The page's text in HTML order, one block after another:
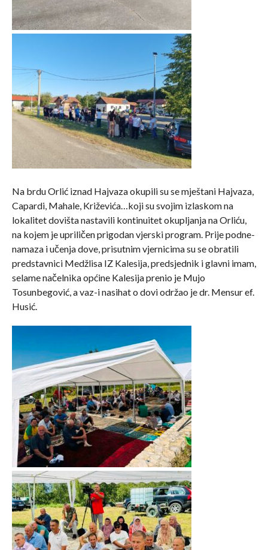
Na brdu Orlić iznad Hajvaza okupili su se mještani Hajvaza,
Capardi, Mahale, Križevića…koji su svojim izlaskom na
lokalitet dovišta nastavili kontinuitet okupljanja na Orliću,
na kojem je upriličen prigodan vjerski program. Prije podne-
namaza i učenja dove, prisutnim vjernicima su se obratili
predstavnici Medžlisa IZ Kalesija, predsjednik i glavni imam,
selame načelnika općine Kalesija prenio je Mujo
Tosunbegović, a vaz-i nasihat o dovi održao je dr. Mensur ef.
Husić.